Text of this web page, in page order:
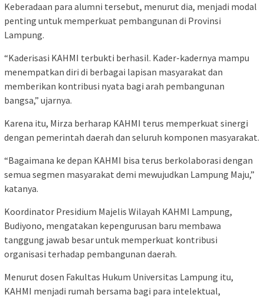
Keberadaan para alumni tersebut, menurut dia, menjadi modal
penting untuk memperkuat pembangunan di Provinsi
Lampung.
“Kaderisasi KAHMI terbukti berhasil. Kader-kadernya mampu
menempatkan diri di berbagai lapisan masyarakat dan
memberikan kontribusi nyata bagi arah pembangunan
bangsa,” ujarnya.
Karena itu, Mirza berharap KAHMI terus memperkuat sinergi
dengan pemerintah daerah dan seluruh komponen masyarakat.
“Bagaimana ke depan KAHMI bisa terus berkolaborasi dengan
semua segmen masyarakat demi mewujudkan Lampung Maju,”
katanya.
Koordinator Presidium Majelis Wilayah KAHMI Lampung,
Budiyono, mengatakan kepengurusan baru membawa
tanggung jawab besar untuk memperkuat kontribusi
organisasi terhadap pembangunan daerah.
Menurut dosen Fakultas Hukum Universitas Lampung itu,
KAHMI menjadi rumah bersama bagi para intelektual,